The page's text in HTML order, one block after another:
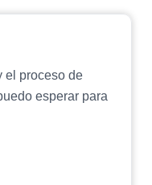
el proceso de
esperar para